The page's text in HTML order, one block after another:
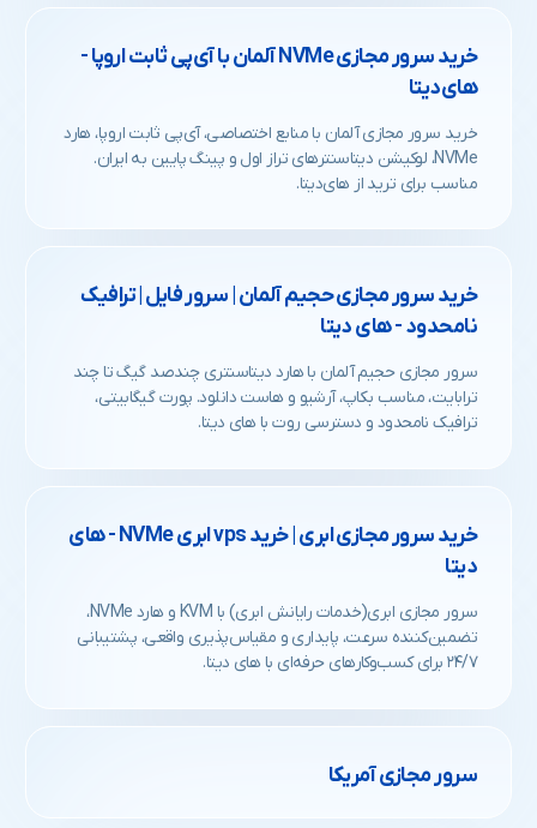
خرید سرور مجازی NVMe آلمان با آی‌پی ثابت اروپا -
های‌دیتا
خرید سرور مجازی آلمان با منابع اختصاصی، آی‌پی ثابت اروپا، هارد
NVMe، لوکیشن دیتاسنترهای تراز اول و پینگ پایین به ایران.
مناسب برای ترید از های‌دیتا.
خرید سرور مجازی حجیم آلمان | سرور فایل | ترافیک
نامحدود - های دیتا
سرور مجازی حجیم آلمان با هارد دیتاسنتری چندصد گیگ تا چند
ترابایت، مناسب بکاپ، آرشیو و هاست دانلود. پورت گیگابیتی،
ترافیک نامحدود و دسترسی روت با های دیتا.
خرید سرور مجازی ابری | خرید vps ابری NVMe - های
دیتا
سرور مجازی ابری(خدمات رایانش ابری) با KVM و هارد NVMe،
تضمین‌کننده سرعت، پایداری و مقیاس‌پذیری واقعی، پشتیبانی
۲۴/۷ برای کسب‌وکارهای حرفه‌ای با های دیتا.
سرور مجازی آمریکا